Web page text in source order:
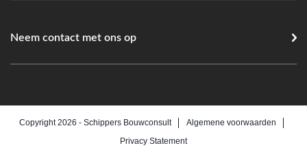
Neem contact met ons op
Copyright 2026 - Schippers Bouwconsult
Algemene voorwaarden
Privacy Statement